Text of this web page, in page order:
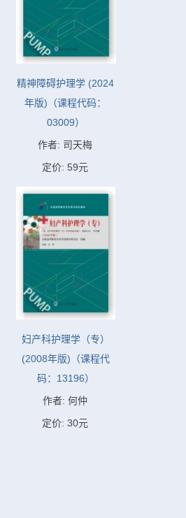
精神障碍护理学 (2024
年版)（课程代码：
03009）
作者: 司天梅
定价: 59元
妇产科护理学（专）
(2008年版)（课程代
码：13196）
作者: 何仲
定价: 30元